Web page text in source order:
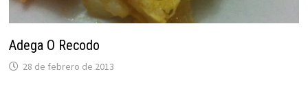
Adega O Recodo
28 de febrero de 2013